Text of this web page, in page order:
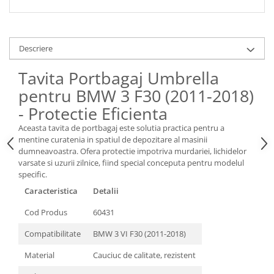
Spray Curatare Frane
Lubrifianti si Spray-uri de Curatare
Vopsitorie, Chituri si Adezivi
Curatare si Detailing Exterior
Articole Auto Sezoniere
Produse de Iarna
Cabluri Pornire
Produse de Vara
Blog
Descriere
Tavita Portbagaj Umbrella
pentru BMW 3 F30 (2011-2018)
- Protectie Eficienta
Aceasta tavita de portbagaj este solutia practica pentru a
mentine curatenia in spatiul de depozitare al masinii
dumneavoastra. Ofera protectie impotriva murdariei, lichidelor
varsate si uzurii zilnice, fiind special conceputa pentru modelul
specific.
Caracteristica
Detalii
Cod Produs
60431
Compatibilitate
BMW 3 VI F30 (2011-2018)
Material
Cauciuc de calitate, rezistent